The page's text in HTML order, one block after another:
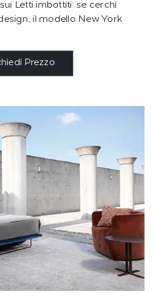
Letti imbottiti: se cerchi
il modello New York
Prezzo